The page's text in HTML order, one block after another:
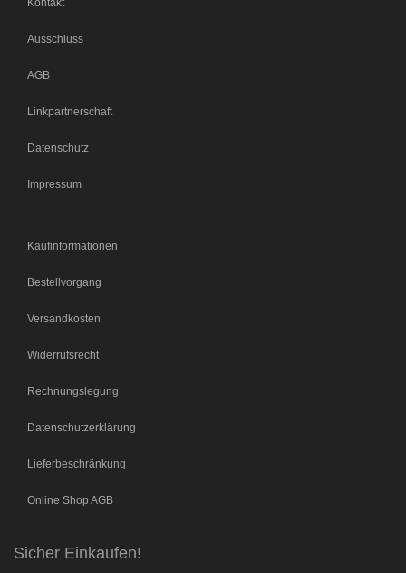
Kontakt
Ausschluss
AGB
Linkpartnerschaft
Datenschutz
Impressum
Kaufinformationen
Bestellvorgang
Versandkosten
Widerrufsrecht
Rechnungslegung
Datenschutzerklärung
Lieferbeschränkung
Online Shop AGB
Sicher Einkaufen!